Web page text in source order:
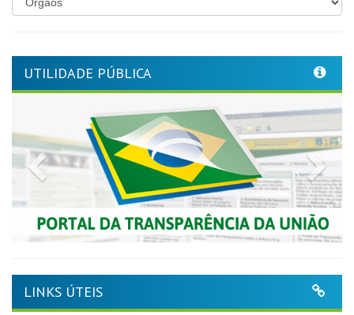
UTILIDADE PÚBLICA
Previous
LINKS ÚTEIS